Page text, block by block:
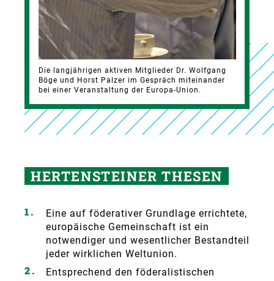
Die langjährigen aktiven Mitglieder Dr. Wolfgang
Böge und Horst Palzer im Gespräch miteinander
bei einer Veranstaltung der Europa-Union.
HERTENSTEINER THESEN
Eine auf föderativer Grundlage errichtete,
europäische Gemeinschaft ist ein
notwendiger und wesentlicher Bestandteil
jeder wirklichen Weltunion.
Entsprechend den föderalistischen